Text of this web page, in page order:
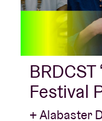
Festival
+ Alabaster